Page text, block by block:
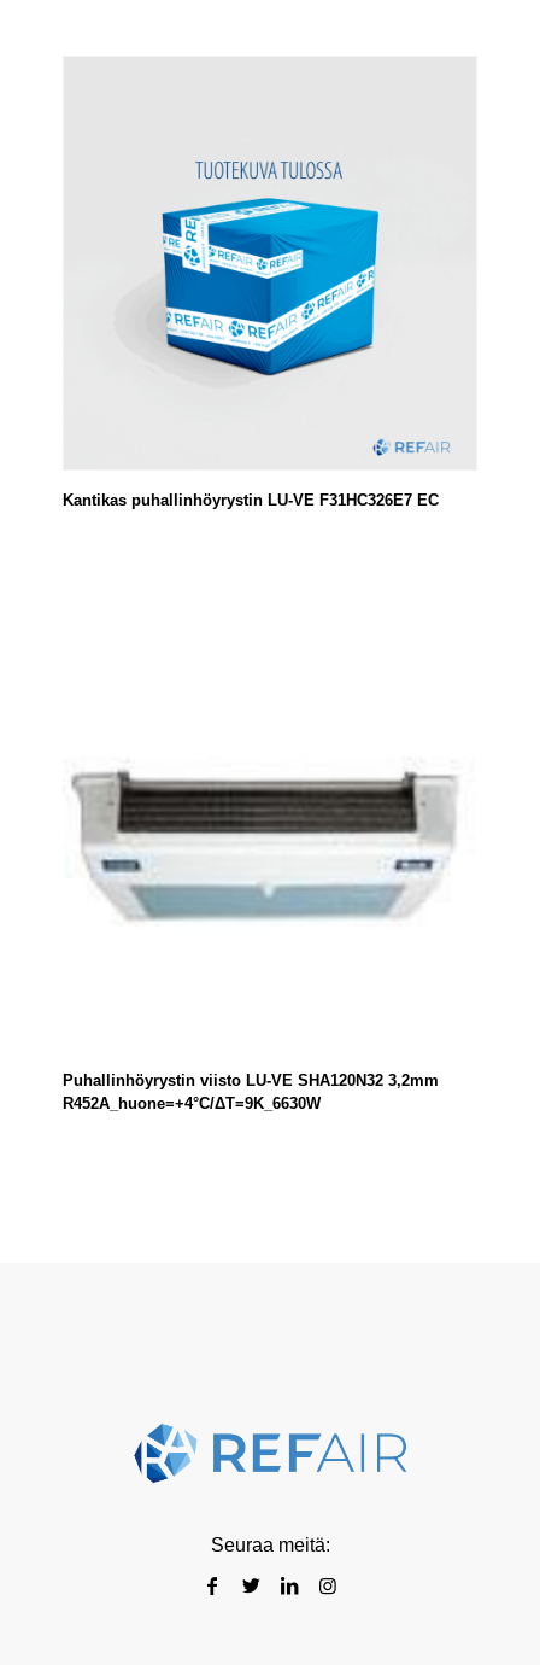
Kantikas puhallinhöyrystin LU-VE F31HC326E7 EC
Puhallinhöyrystin viisto LU-VE SHA120N32 3,2mm
R452A_huone=+4°C/ΔT=9K_6630W
Seuraa meitä: